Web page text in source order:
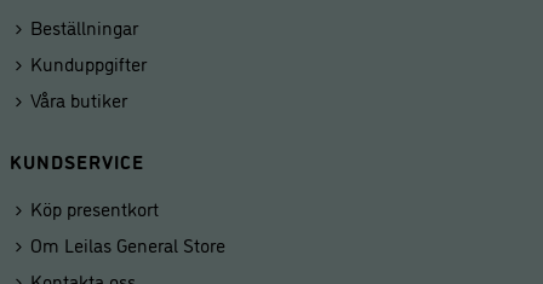
Beställningar
Kunduppgifter
Våra butiker
KUNDSERVICE
Köp presentkort
Om Leilas General Store